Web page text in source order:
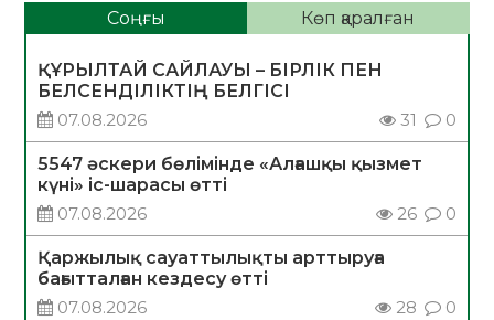
Соңғы Көп қаралған
ҚҰРЫЛТАЙ САЙЛАУЫ – БІРЛІК ПЕН
БЕЛСЕНДІЛІКТІҢ БЕЛГІСІ
07.08.2026
31 0
5547 әскери бөлімінде «Алғашқы қызмет
күні» іс-шарасы өтті
07.08.2026
26 0
Қаржылық сауаттылықты арттыруға
бағытталған кездесу өтті
07.08.2026
28 0